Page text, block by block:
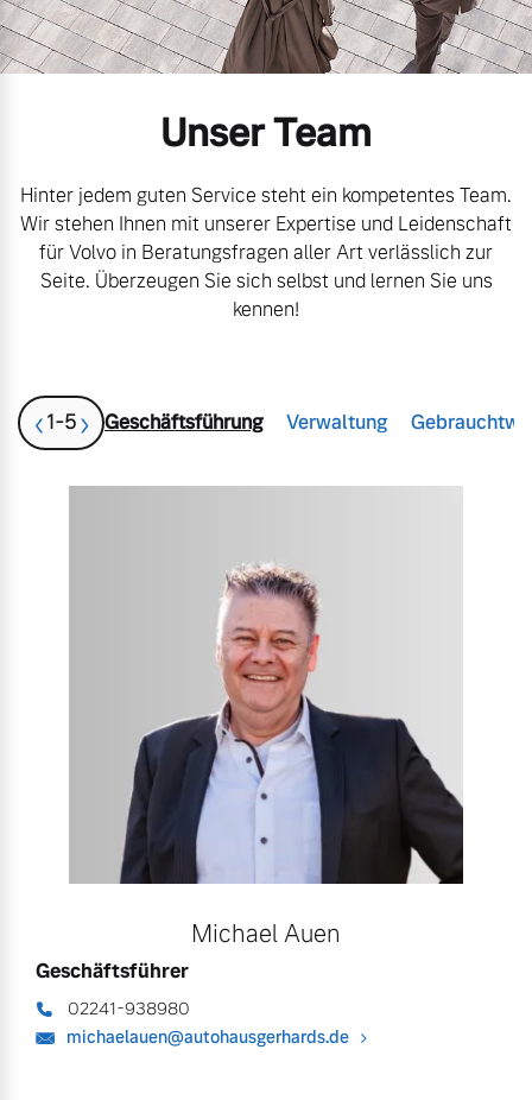
Gebrauchtwagen
Aktuelle Zubehörangebote
Zubehörkatalog
Aktuelle Serviceangebote
Karriere
Unser Team
Hinter jedem guten Service steht ein kompetentes Team.
Wir stehen Ihnen mit unserer Expertise und Leidenschaft
für Volvo in Beratungsfragen aller Art verlässlich zur
Seite. Überzeugen Sie sich selbst und lernen Sie uns
kennen!
‹1-5› Geschäftsführung Verwaltung
Michael Auen
Geschäftsführer
02241-938980
michaelauen@autohausgerhards.de